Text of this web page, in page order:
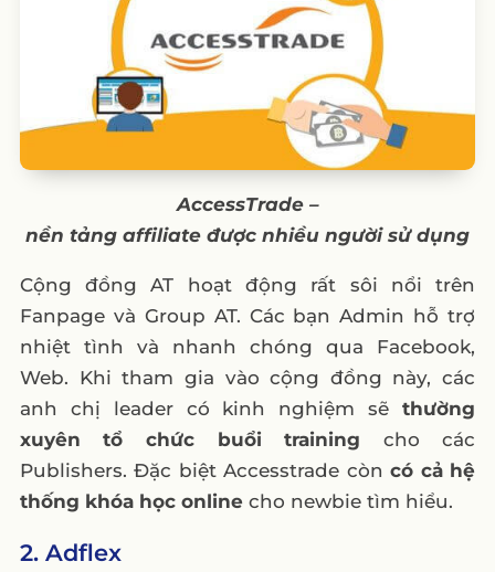
AccessTrade–
nền tảng affiliate được nhiều người sử dụng
Cộng đồng AT hoạt động rất sôi nổi trên
Fanpage và Group AT. Các bạn Admin hỗ trợ
nhiệt tình và nhanh chóng qua Facebook,
Web. Khi tham gia vào cộng đồng này, các
anh chị leader có kinh nghiệm sẽthường
xuyên tổ chức buổi training cho các
Publishers. Đặc biệt Accesstrade còncó cả hệ
thống khóa học onlinecho newbie tìm hiểu.
2. Adflex